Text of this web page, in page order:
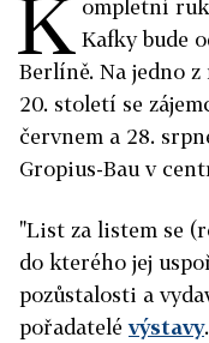
K ompletní
Kafky bude
Berlíně. Na jedno
20. století se
červnem a 28.
Gropius-Bau v
"List za listem se
do kterého jej
pozůstalosti a
pořadatelévýstavy.